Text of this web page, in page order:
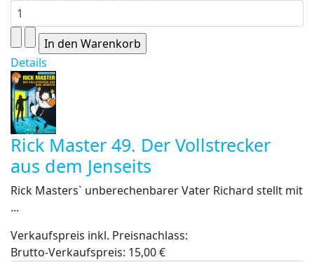
Details
Rick Master 49. Der Vollstrecker
aus dem Jenseits
Rick Masters` unberechenbarer Vater Richard stellt mit
...
Verkaufspreis inkl. Preisnachlass:
Brutto-Verkaufspreis: 15,00 €